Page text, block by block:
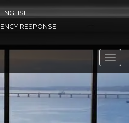
ENGLISH
RESPONSE